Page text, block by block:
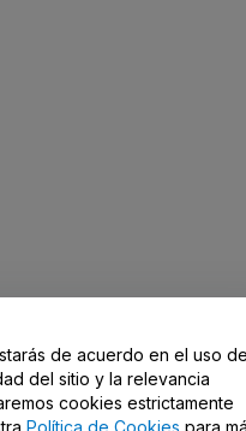
de acuerdo en el uso
del sitio y la relevancia
cookies estrictamente
Política de Cookies para